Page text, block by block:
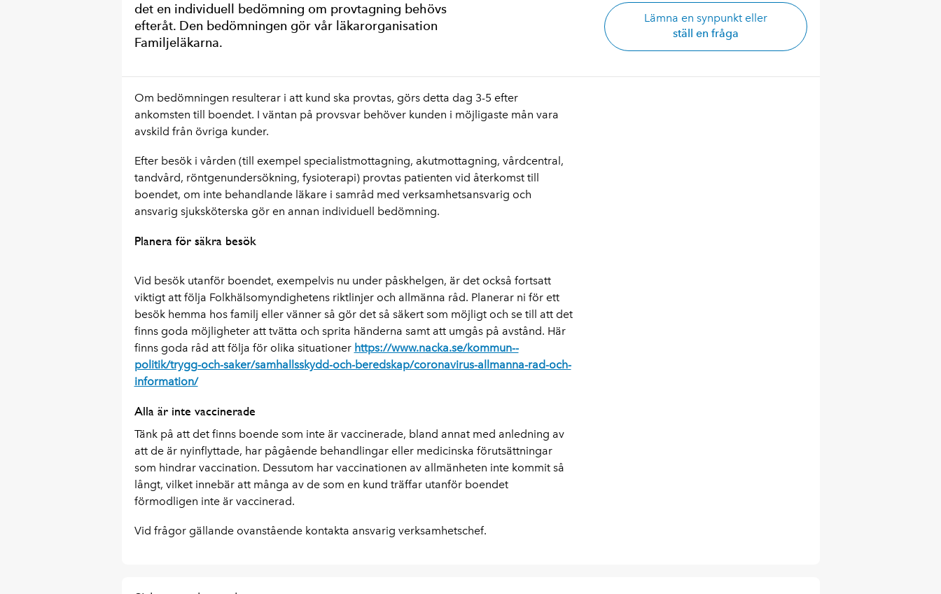
det en individuell bedömning om provtagning behövs
efteråt. Den bedömningen gör vår läkarorganisation
Familjeläkarna.
Lämna en synpunkt eller
ställ en fråga
Om bedömningen resulterar i att kund ska provtas, görs detta dag 3-5 efter
ankomsten till boendet. I väntan på provsvar behöver kunden i möjligaste mån vara
avskild från övriga kunder.
Efter besök i vården (till exempel specialistmottagning, akutmottagning, vårdcentral,
tandvård, röntgenundersökning, fysioterapi) provtas patienten vid återkomst till
boendet, om inte behandlande läkare i samråd med verksamhetsansvarig och
ansvarig sjuksköterska gör en annan individuell bedömning.
Planera för säkra besök
Vid besök utanför boendet, exempelvis nu under påskhelgen, är det också fortsatt
viktigt att följa Folkhälsomyndighetens riktlinjer och allmänna råd. Planerar ni för ett
besök hemma hos familj eller vänner så gör det så säkert som möjligt och se till att det
finns goda möjligheter att tvätta och sprita händerna samt att umgås på avstånd. Här
finns goda råd att följa för olika situationer https://www.nacka.se/kommun--
politik/trygg-och-saker/samhallsskydd-och-beredskap/coronavirus-allmanna-rad-och-
information/
Alla är inte vaccinerade
Tänk på att det finns boende som inte är vaccinerade, bland annat med anledning av
att de är nyinflyttade, har pågående behandlingar eller medicinska förutsättningar
som hindrar vaccination. Dessutom har vaccinationen av allmänheten inte kommit så
långt, vilket innebär att många av de som en kund träffar utanför boendet
förmodligen inte är vaccinerad.
Vid frågor gällande ovanstående kontakta ansvarig verksamhetschef.